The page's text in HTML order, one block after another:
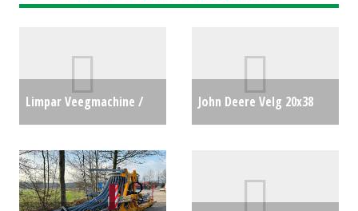
Limpar Veegmachine /
84 Pro Veegmachine (HG)
#26473
€999
John Deere Velg 20x38